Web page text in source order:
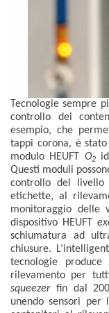
Tecnologie sempre
controllo dei
esempio, che
tappi corona, è
modulo HEUFT O2
Questi moduli
controllo del
etichette, al
monitoraggio delle
dispositivo HEUFT
schiumatura ad
chiusure.
tecnologie
rilevamento per tutti
squeezer fin dal
unendo sensori per